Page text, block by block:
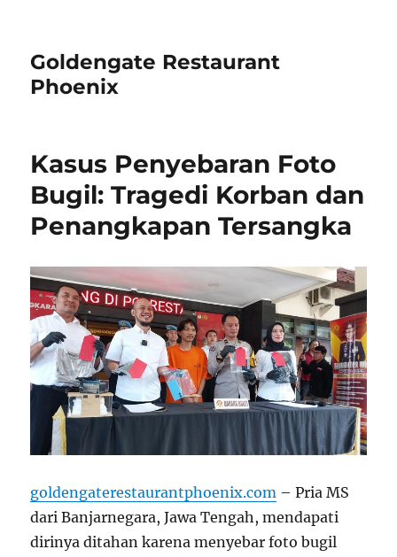
Goldengate Restaurant
Phoenix
Kasus Penyebaran Foto
Bugil: Tragedi Korban dan
Penangkapan Tersangka
goldengaterestaurantphoenix.com – Pria MS
dari Banjarnegara, Jawa Tengah, mendapati
dirinya ditahan karena menyebar foto bugil